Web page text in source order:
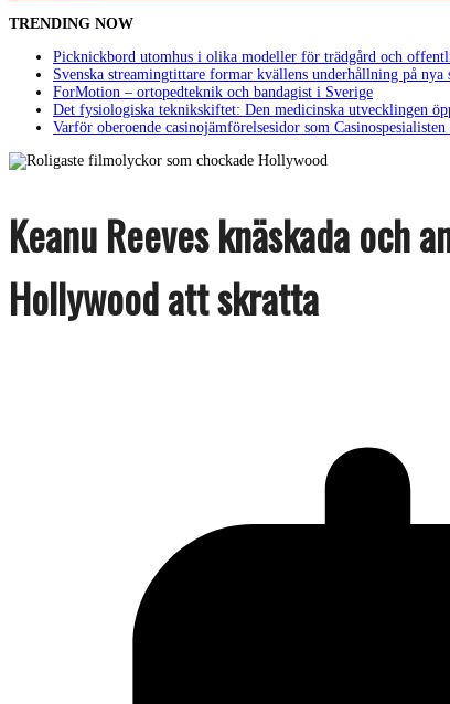
TRENDING NOW
Picknickbord utomhus i olika modeller för trädgård och
Svenska streamingtittare formar kvällens underhållning på nya
ForMotion – ortopedteknik och bandagist i Sverige
Det fysiologiska teknikskiftet: Den medicinska utvecklingen
Varför oberoende casinojämförelsesidor som Casinospesialisten
Keanu Reeves knäskada och
Hollywood att skratta